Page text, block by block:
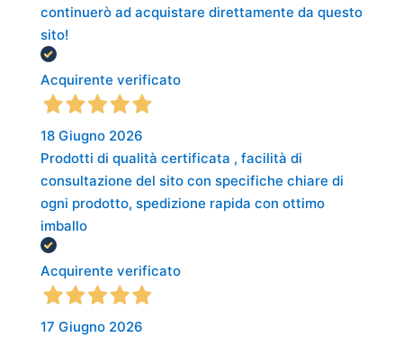
continuerò ad acquistare direttamente da questo
sito!
Acquirente verificato
18 Giugno 2026
Prodotti di qualità certificata , facilità di
consultazione del sito con specifiche chiare di
ogni prodotto, spedizione rapida con ottimo
imballo
Acquirente verificato
17 Giugno 2026